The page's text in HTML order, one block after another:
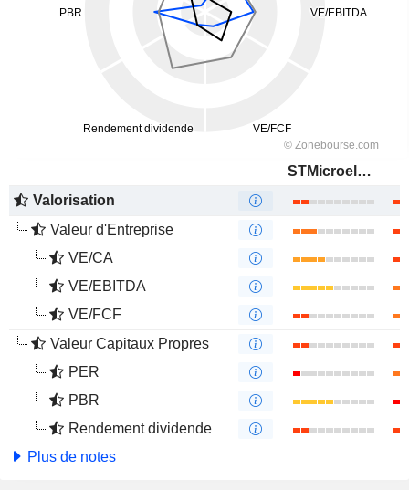
STMicroelectronics N.V.
Valorisation
Valeur d'Entreprise
VE/CA
VE/EBITDA
VE/FCF
Valeur Capitaux Propres
PER
PBR
Rendement dividende
Plus de notes